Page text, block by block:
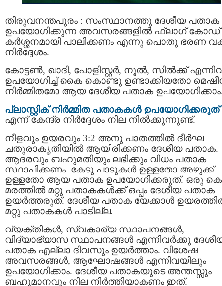
തിരുവനന്തപുരം : സംസ്ഥാനത്തു ദേശീയ പതാക
ഉപയോഗിക്കുന്ന അവസരങ്ങളിൽ ഫ്ലാഗ് കോഡ്
കർശ്ശനമായി പാലിക്കണം എന്നു പൊതു ഭരണ
നിർദ്ദേശം.
കോട്ടൺ, ഖാദി, പോളിസ്റ്റർ, നൂൽ, സിൽക്ക്
ഉപയോഗിച്ച് കൈ കൊണ്ടു ഉണ്ടാക്കിയതോ
നിർമ്മിതമോ ആയ ദേശീയ പതാക
പ്ലാസ്റ്റിക് നിര്‍മ്മിത പതാകകള്‍ ഉപയോഗിക്കരുത്
എന്ന് കേന്ദ്ര നിര്‍ദ്ദേശം നില നില്‍ക്കുന്നുണ്ട്.
നീളവും ഉയരവും 3:2 അനു പാതത്തില്‍ ദീർഘ
ചതുരാകൃതിയില്‍ ആയിരിക്കണം ദേശീയ പതാക.
ആദരവും ബഹുമതിയും ലഭിക്കും വിധം പതാക
സ്ഥാപിക്കണം. കേടു പാടുകള്‍ ഉള്ളതോ അഴുക്ക്
ഉള്ളതോ ആയ പതാക ഉപയോഗിക്കരുത്. ഒരു
മരത്തിൽ മറ്റു പതാകകൾക്ക് ഒപ്പം ദേശീയ പതാക
ഉയർത്തരുത്. ദേശീയ പതാക യേക്കാൾ
മറ്റു പതാകകൾ പാടില്ല.
വ്യക്തികൾ, സ്വകാര്യ സ്ഥാപനങ്ങൾ,
വിദ്യാഭ്യാസ സ്ഥാപനങ്ങൾ എന്നിവർക്കു
പതാക എല്ലാ ദിവസും ഉയർത്താം. വിശേഷ
അവസരങ്ങൾ, ആഘോഷങ്ങൾ എന്നിവയിലും
ഉപയോഗിക്കാം. ദേശീയ പതാകയുടെ അന്തസ്സും
ബഹുമാനവും നില നിർത്തിയാകണം ഇത്.